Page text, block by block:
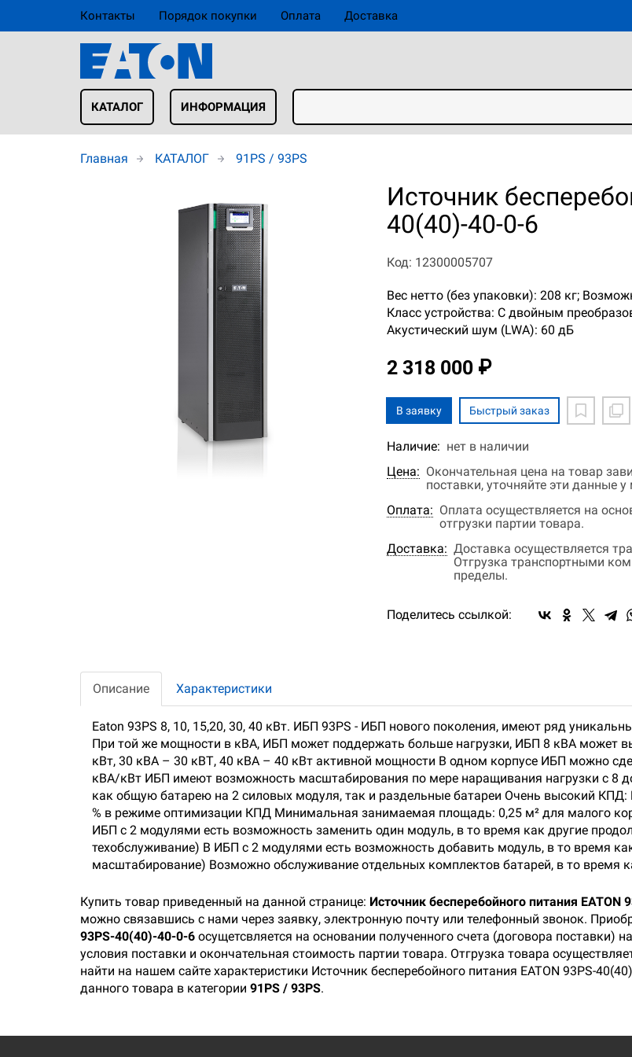
Контакты Порядок покупки Оплата Доставка
КАТАЛОГ ИНФОРМАЦИЯ
Главная КАТАЛОГ 91PS / 93PS
Источник
40(40)-40-0-6
Код: 12300005707
Вес нетто (без упаковки): 208 кг;
Класс устройства: С двойным
Акустический шум (LWA): 60 дБ
2 318 000 ₽
В заявку Быстрый заказ
Наличие: нет в наличии
Цена: Окончательная цена на товар
поставки, уточняйте эти данные
Оплата: Оплата осуществляется на
отгрузки партии товара.
Доставка: Доставка осуществляется
Отгрузка транспортными
пределы.
Поделитесь ссылкой:
Описание Характеристики
Eaton 93PS 8, 10, 15,20, 30, 40 кВт. ИБП 93PS - ИБП нового поколения, имеют ряд
При той же мощности в кВА, ИБП может поддержать больше нагрузки, ИБП 8 кВА может
кВт, 30 кВА – 30 кВТ, 40 кВА – 40 кВт активной мощности В одном корпусе ИБП можно
кВА/кВт ИБП имеют возможность масштабирования по мере наращивания нагрузки с 8
как общую батарею на 2 силовых модуля, так и раздельные батареи Очень высокий КПД:
% в режиме оптимизации КПД Минимальная занимаемая площадь: 0,25 м² для малого
ИБП с 2 модулями есть возможность заменить один модуль, в то время как другие
техобслуживание) В ИБП с 2 модулями есть возможность добавить модуль, в то время
масштабирование) Возможно обслуживание отдельных комплектов батарей, в то время
Купить товар приведенный на данной странице: Источник бесперебойного питания EATON
можно связавшись с нами через заявку, электронную почту или телефонный звонок.
93PS-40(40)-40-0-6 осущетсвляется на основании полученного счета (договора
условия поставки и окончательная стоимость партии товара. Отгрузка товара
найти на нашем сайте характеристики Источник бесперебойного питания EATON 93PS-
данного товара в категории 91PS / 93PS.